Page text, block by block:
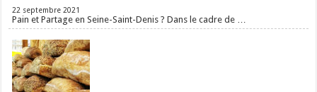
22 septembre 2021
Pain et Partage en Seine-Saint-Denis ? Dans le cadre de …